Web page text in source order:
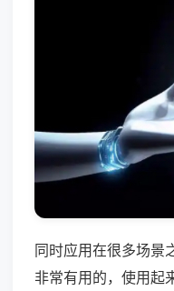
同时应用在很多场景
非常有用的，使用起